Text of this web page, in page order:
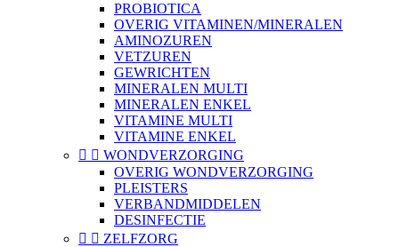
PROBIOTICA
OVERIG VITAMINEN/MINERALEN
AMINOZUREN
VETZUREN
GEWRICHTEN
MINERALEN MULTI
MINERALEN ENKEL
VITAMINE MULTI
VITAMINE ENKEL
  WONDVERZORGING
OVERIG WONDVERZORGING
PLEISTERS
VERBANDMIDDELEN
DESINFECTIE
  ZELFZORG